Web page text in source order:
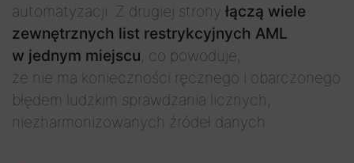
automatyzacji. Z drugiej strony łączą wiele
zewnętrznych list restrykcyjnych AML
w jednym miejscu, co powoduje,
że nie ma konieczności ręcznego i obarczonego
błędem ludzkim sprawdzania licznych,
niezharmonizowanych źródeł danych.